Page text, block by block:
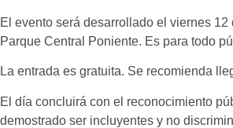
El evento será desarrollado el viernes
Parque Central Poniente. Es para todo
La entrada es gratuita. Se recomienda
El día concluirá con el reconocimiento
demostrado ser incluyentes y no